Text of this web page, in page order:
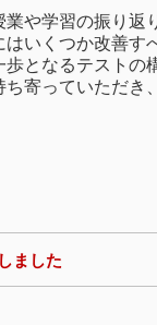
や学習の振り返
いくつか改善す
となるテストの
寄っていただき
ました